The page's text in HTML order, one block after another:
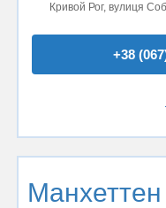
Кривой Рог, вулиця
+38
Манхеттен